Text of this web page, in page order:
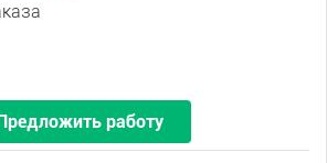
работу